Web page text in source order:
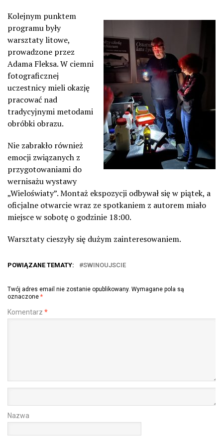
Kolejnym punktem
programu były
warsztaty litowe,
prowadzone przez
Adama Fleksa. W ciemni
fotograficznej
uczestnicy mieli okazję
pracować nad
tradycyjnymi metodami
obróbki obrazu.
Nie zabrakło również
emocji związanych z
przygotowaniami do
wernisażu wystawy
„Wieloświaty”. Montaż ekspozycji odbywał się w piątek, a
oficjalne otwarcie wraz ze spotkaniem z autorem miało
miejsce w sobotę o godzinie 18:00.
Warsztaty cieszyły się dużym zainteresowaniem.
POWIĄZANE TEMATY: SWINOUJSCIE
Twój adres email nie zostanie opublikowany. Wymagane pola są
oznaczone *
Komentarz *
Nazwa